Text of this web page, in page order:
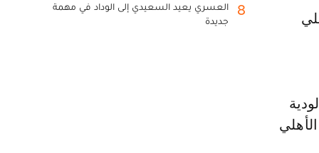
8
العسري يعيد السعيدي إلى الوداد في مهمة
جديدة